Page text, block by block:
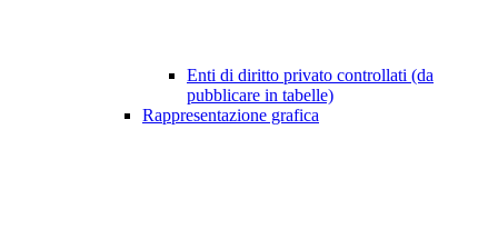
Enti di diritto privato controllati (da
pubblicare in tabelle)
Rappresentazione grafica